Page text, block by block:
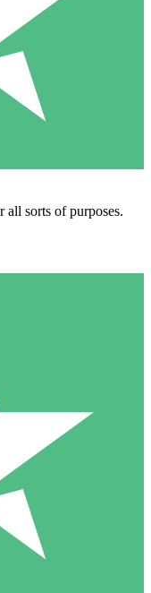
all sorts of purposes.